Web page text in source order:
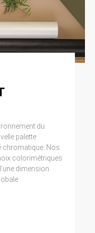
du
palette
chromatique. Nos
colorimétriques
dimension